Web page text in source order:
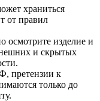
храниться
от правил
осмотрите изделие и
и скрытых
претензии к
только до